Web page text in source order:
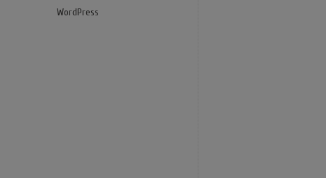
WordPress